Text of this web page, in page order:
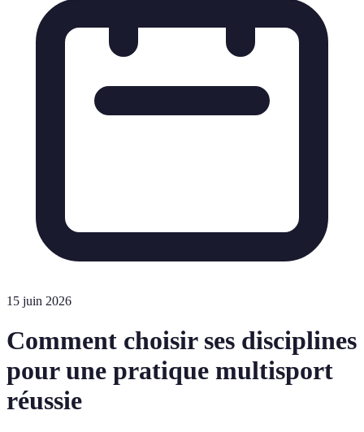
15 juin 2026
Comment choisir ses disciplines
pour une pratique multisport
réussie